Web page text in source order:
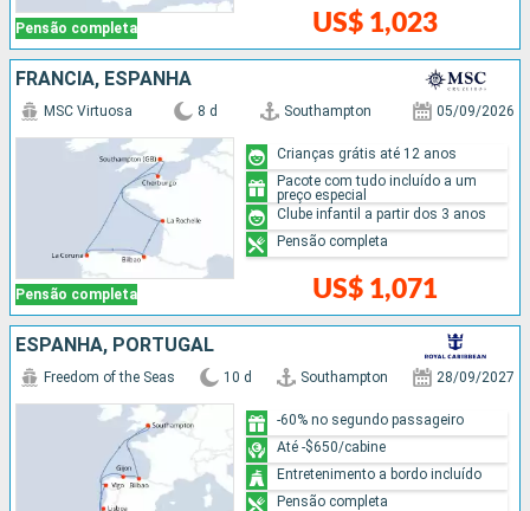
Pensão completa US$ 1,023
FRANCIA, ESPANHA
Pensão completa
MSC Virtuosa 8 d Southampton 05/09/2026
US$ 1,071
Crianças grátis até 12 anos
Pacote com tudo incluído a um
preço especial
Clube infantil a partir dos 3 anos
Pensão completa
ESPANHA, PORTUGAL
Freedom of the Seas 10 d Southampton 28/09/2027
-60% no segundo passageiro
Até -$650/cabine
Entretenimento a bordo incluído
Pensão completa